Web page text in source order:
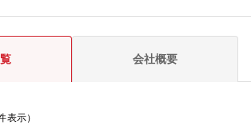
会社概要
表示）